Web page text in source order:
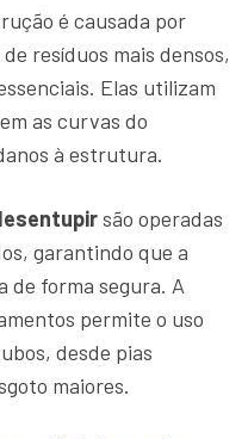
é causada por
resíduos mais densos,
Elas utilizam
as curvas do
à estrutura.
são operadas
garantindo que a
de forma segura. A
permite o uso
desde pias
maiores.